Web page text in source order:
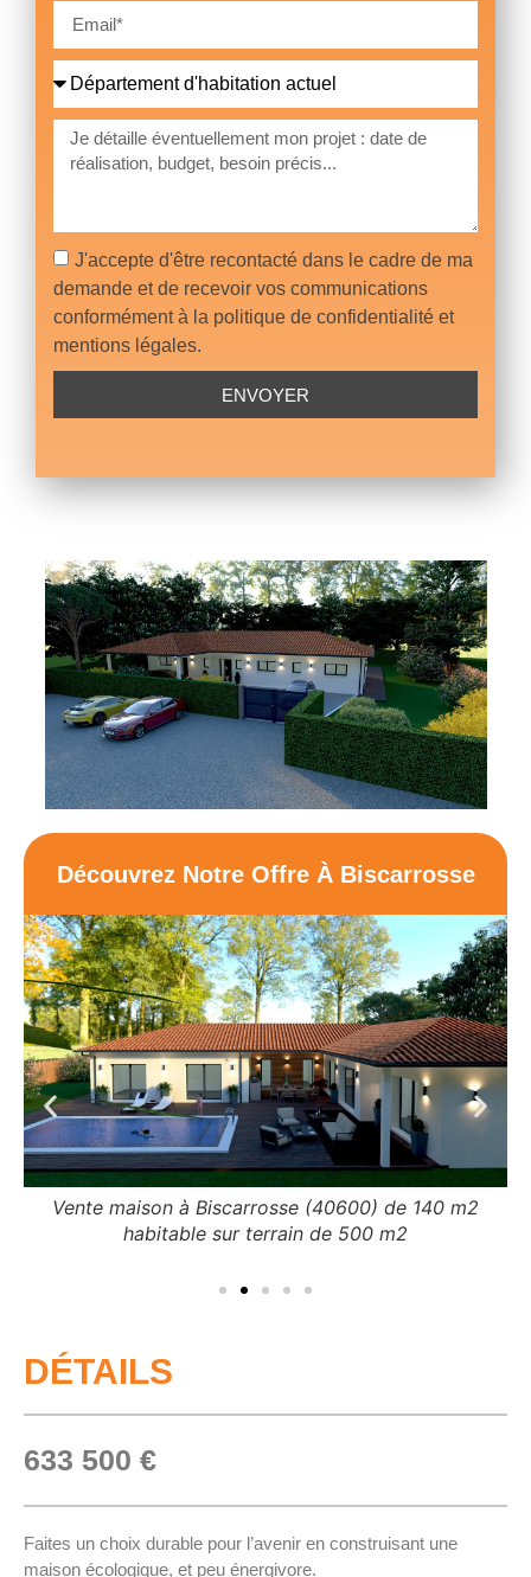
J'accepte d'être recontacté dans le cadre de ma
demande et de recevoir vos communications
conformément à la politique de confidentialité et
mentions légales.
ENVOYER
Découvrez Notre Offre À Biscarrosse
Vente maison à Biscarrosse (40600) de 140 m2
habitable sur terrain de 500 m2
DÉTAILS
633 500 €
Faites un choix durable pour l’avenir en construisant une
maison écologique, et peu énergivore.